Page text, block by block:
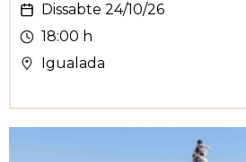
Dissabte 24/10/26
18:00 h
Igualada